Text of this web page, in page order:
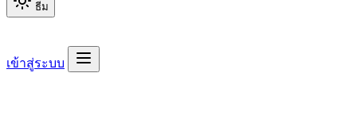
ธีม
เข้าสู่ระบบ